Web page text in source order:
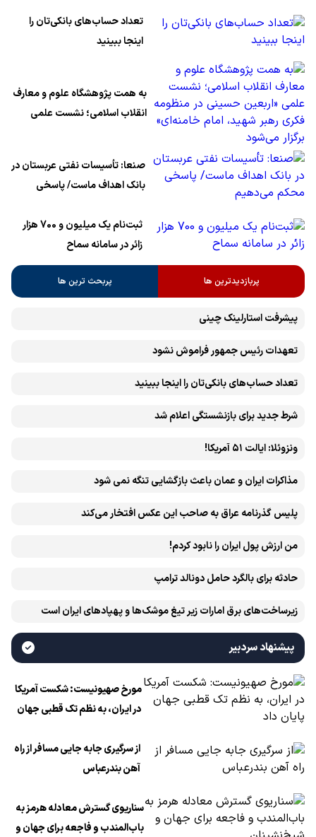
تعداد حساب‌های بانکی‌تان را
اینجا ببینید
به همت پژوهشگاه علوم و معارف
انقلاب اسلامی؛ نشست علمی
می‌شود
صنعا: تأسیسات نفتی عربستان در
بانک اهداف ماست/ پاسخی
ثبت‌نام یک میلیون و 700 هزار
زائر در سامانه سماح ‌
پربازدیدترین ها پربحث ترین ها
پیشرفت ‏استارلینک چینی
تعهدات رئیس جمهور فراموش نشود
تعداد حساب‌های بانکی‌تان را اینجا ببینید
شرط جدید برای بازنشستگی اعلام شد
ونزوئلا: ایالت ۵۱ آمریکا!
مذاکرات ایران و عمان باعث بازگشایی تنگه نمی شود
پلیس گذرنامه عراق به صاحب این عکس افتخار می‌کند
من ارزش پول ایران را نابود کردم!
حادثه برای بالگرد حامل دونالد ترامپ
زیرساخت‌های برق امارات زیر تیغ موشک‌ها و پهپادهای ایران است
پیشنهاد سردبیر
مورخ صهیونیست: شکست آمریکا
در ایران، به نظم تک قطبی جهان
از سرگیری جابه جایی مسافر از راه
آهن بندرعباس
سناریوی گسترش معادله هرمز به
باب‌المندب و فاجعه برای جهان و